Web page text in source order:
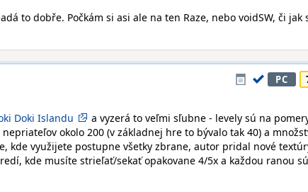
to dobře. Počkám si asi ale na ten Raze, nebo voidSW, či jak
PC
Doki Islandu
a vyzerá to veľmi sľubne - levely sú na
okolo 200 (v základnej hre to bývalo tak 40) a
kde využijete postupne všetky zbrane, autor pridal nové
kde musíte strieľať/sekať opakovane 4/5x a každou ranou